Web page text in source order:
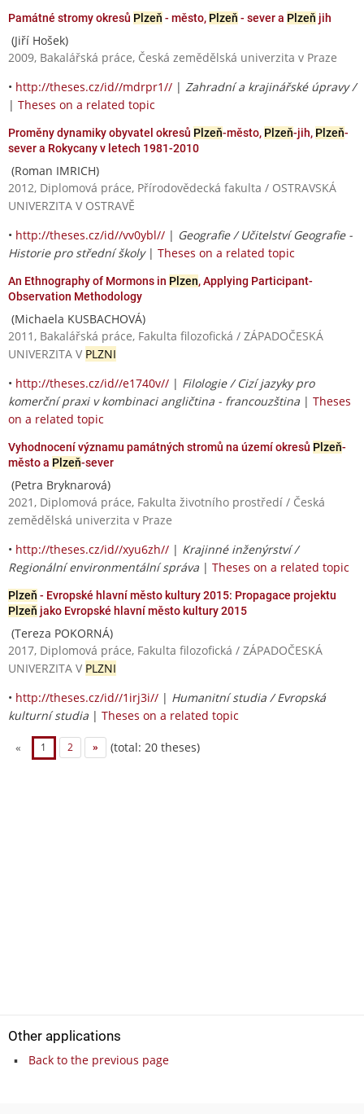
Památné stromy okresů Plzeň - město, Plzeň - sever a Plzeň jih
(Jiří Hošek)
2009, Bakalářská práce, Česká zemědělská univerzita v Praze
• http://theses.cz/id//mdrpr1// | Zahradní a krajinářské úpravy /
| Theses on a related topic
Proměny dynamiky obyvatel okresů Plzeň-město, Plzeň-jih, Plzeň-
sever a Rokycany v letech 1981-2010
(Roman IMRICH)
2012, Diplomová práce, Přírodovědecká fakulta / OSTRAVSKÁ
UNIVERZITA V OSTRAVĚ
• http://theses.cz/id//vv0ybl// | Geografie / Učitelství Geografie -
Historie pro střední školy| Theses on a related topic
An Ethnography of Mormons in Plzen, Applying Participant-
Observation Methodology
(Michaela KUSBACHOVÁ)
2011, Bakalářská práce, Fakulta filozofická / ZÁPADOČESKÁ
UNIVERZITA V PLZNI
• http://theses.cz/id//e1740v// | Filologie / Cizí jazyky pro
komerční praxi v kombinaci angličtina - francouzština | Theses
on a related topic
Vyhodnocení významu památných stromů na území okresů Plzeň-
město a Plzeň-sever
(Petra Bryknarová)
2021, Diplomová práce, Fakulta životního prostředí / Česká
zemědělská univerzita v Praze
• http://theses.cz/id//xyu6zh// | Krajinné inženýrství /
Regionální environmentální správa | Theses on a related topic
Plzeň - Evropské hlavní město kultury 2015: Propagace projektu
Plzeň jako Evropské hlavní město kultury 2015
(Tereza POKORNÁ)
2017, Diplomová práce, Fakulta filozofická / ZÁPADOČESKÁ
UNIVERZITA V PLZNI
• http://theses.cz/id//1irj3i// | Humanitní studia / Evropská
kulturní studia | Theses on a related topic
« 1 2 » (total: 20 theses)
Other applications
Back to the previous page